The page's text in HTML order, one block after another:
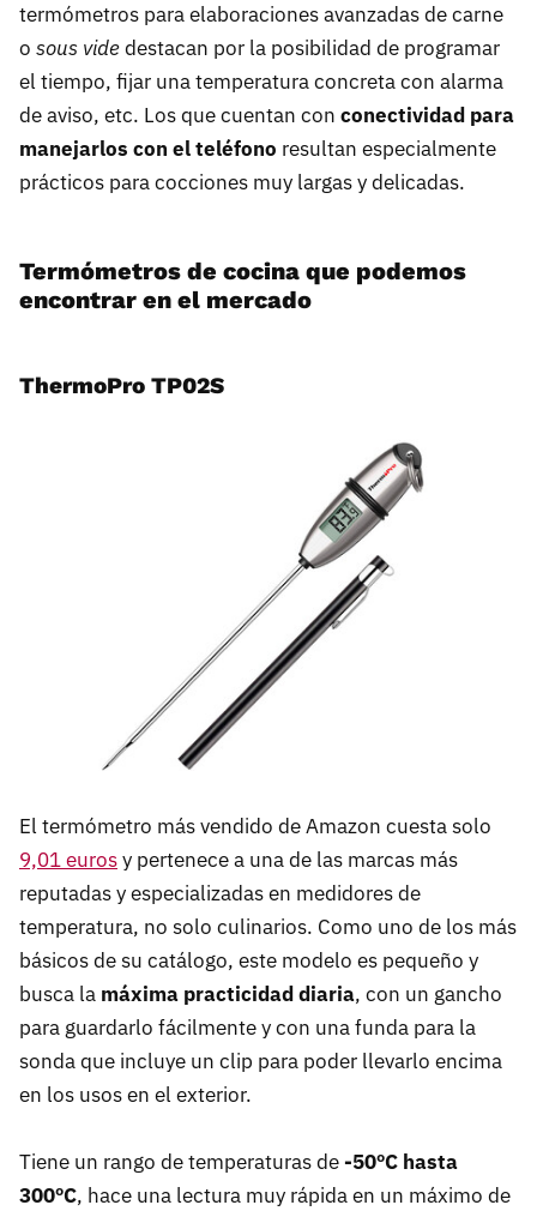
termómetros para elaboraciones avanzadas de carne
o sous videdestacan por la posibilidad de programar
el tiempo, fijar una temperatura concreta con alarma
de aviso, etc. Los que cuentan con conectividad para
manejarlos con el teléfono resultan especialmente
prácticos para cocciones muy largas y delicadas.
Termómetros de cocina que podemos
encontrar en el mercado
ThermoPro TP02S
El termómetro más vendido de Amazon cuesta solo
9,01 eurosy pertenece a una de las marcas más
reputadas y especializadas en medidores de
temperatura, no solo culinarios. Como uno de los más
básicos de su catálogo, este modelo es pequeño y
busca la máxima practicidad diaria, con un gancho
para guardarlo fácilmente y con una funda para la
sonda que incluye un clip para poder llevarlo encima
en los usos en el exterior.
Tiene un rango de temperaturas de -50ºC hasta
300ºC, hace una lectura muy rápida en un máximo de